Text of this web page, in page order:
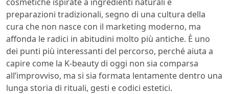
preparazioni tradizionali, segno di una cultura della
cura che non nasce con il marketing moderno, ma
affonda le radici in abitudini molto più antiche. È uno
dei punti più interessanti del percorso, perché aiuta a
capire come la K-beauty di oggi non sia comparsa
all’improvviso, ma si sia formata lentamente dentro una
lunga storia di rituali, gesti e codici estetici.